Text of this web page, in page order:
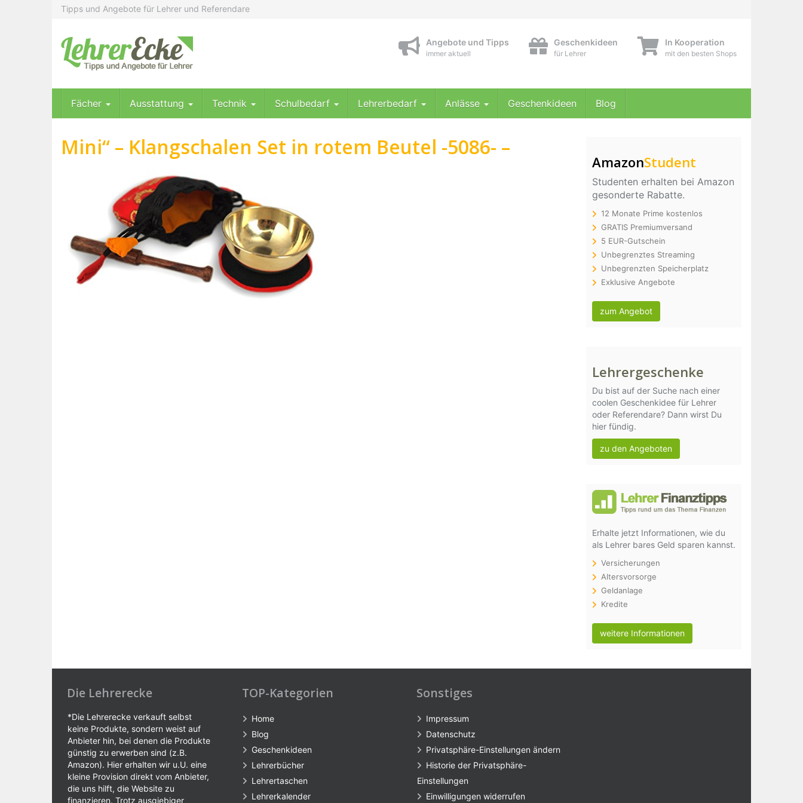
Tipps und Angebote für Lehrer und Referendare
Angebote und Tipps
immer aktuell
Geschenkideen
für Lehrer
In Kooperation
mit den besten Shops
Fächer Ausstattung Technik Schulbedarf Lehrerbedarf Anlässe Geschenkideen Blog
Mini“ – Klangschalen Set in rotem Beutel -5086- –
AmazonStudent
Studenten erhalten bei Amazon
gesonderte Rabatte.
12 Monate Prime kostenlos
GRATIS Premiumversand
5 EUR-Gutschein
Unbegrenztes Streaming
Unbegrenzten Speicherplatz
Exklusive Angebote
zum Angebot
Lehrergeschenke
Du bist auf der Suche nach einer
coolen Geschenkidee für Lehrer
oder Referendare? Dann wirst Du
hier fündig.
zu den Angeboten
Erhalte jetzt Informationen, wie du
als Lehrer bares Geld sparen kannst.
Versicherungen
Altersvorsorge
Geldanlage
Kredite
weitere Informationen
Die Lehrerecke
*Die Lehrerecke verkauft selbst
keine Produkte, sondern weist auf
Anbieter hin, bei denen die Produkte
günstig zu erwerben sind (z.B.
Amazon). Hier erhalten wir u.U. eine
kleine Provision direkt vom Anbieter,
die uns hilft, die Website zu
finanzieren. Trotz ausgiebiger
TOP-Kategorien
Home
Blog
Geschenkideen
Lehrerbücher
Lehrertaschen
Lehrerkalender
Sonstiges
Impressum
Datenschutz
Privatsphäre-Einstellungen ändern
Historie der Privatsphäre-
Einstellungen
Einwilligungen widerrufen